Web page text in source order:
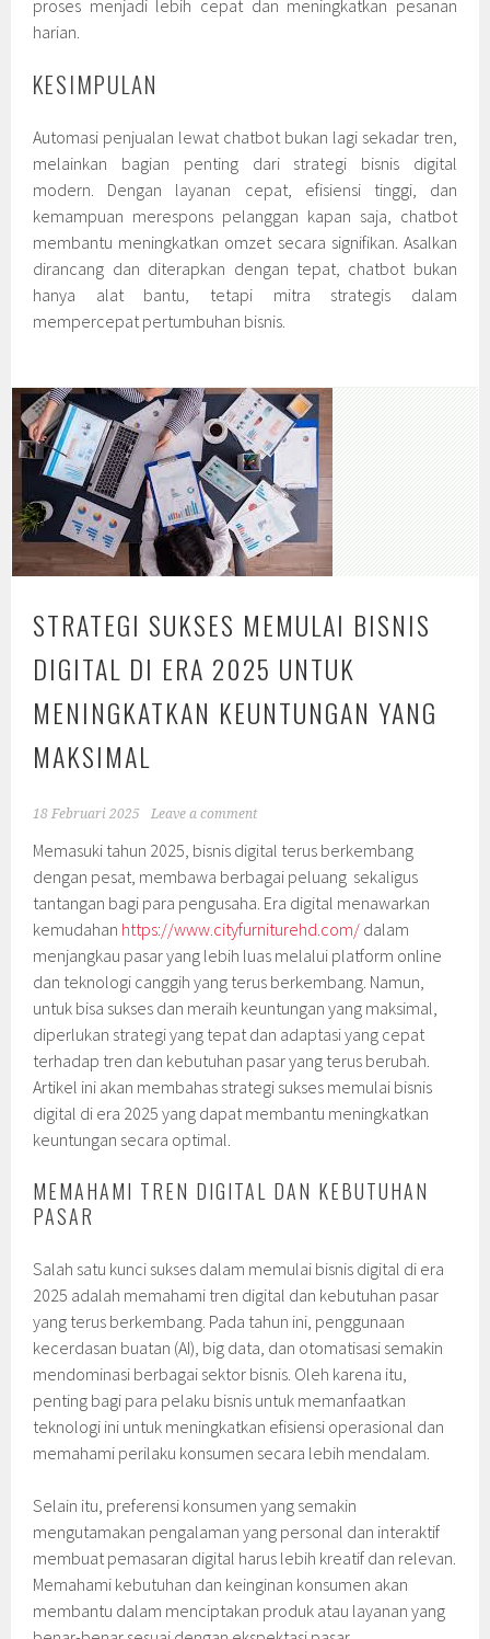
proses menjadi lebih cepat dan meningkatkan pesanan
harian.
KESIMPULAN
Automasi penjualan lewat chatbot bukan lagi sekadar tren,
melainkan bagian penting dari strategi bisnis digital
modern. Dengan layanan cepat, efisiensi tinggi, dan
kemampuan merespons pelanggan kapan saja, chatbot
membantu meningkatkan omzet secara signifikan. Asalkan
dirancang dan diterapkan dengan tepat, chatbot bukan
hanya alat bantu, tetapi mitra strategis dalam
mempercepat pertumbuhan bisnis.
STRATEGI SUKSES MEMULAI BISNIS
DIGITAL DI ERA 2025 UNTUK
MENINGKATKAN KEUNTUNGAN YANG
MAKSIMAL
18 Februari 2025 Leave a comment
Memasuki tahun 2025, bisnis digital terus berkembang
dengan pesat, membawa berbagai peluang sekaligus
tantangan bagi para pengusaha. Era digital menawarkan
kemudahan https://www.cityfurniturehd.com/ dalam
menjangkau pasar yang lebih luas melalui platform online
dan teknologi canggih yang terus berkembang. Namun,
untuk bisa sukses dan meraih keuntungan yang maksimal,
diperlukan strategi yang tepat dan adaptasi yang cepat
terhadap tren dan kebutuhan pasar yang terus berubah.
Artikel ini akan membahas strategi sukses memulai bisnis
digital di era 2025 yang dapat membantu meningkatkan
keuntungan secara optimal.
MEMAHAMI TREN DIGITAL DAN KEBUTUHAN
PASAR
Salah satu kunci sukses dalam memulai bisnis digital di era
2025 adalah memahami tren digital dan kebutuhan pasar
yang terus berkembang. Pada tahun ini, penggunaan
kecerdasan buatan (AI), big data, dan otomatisasi semakin
mendominasi berbagai sektor bisnis. Oleh karena itu,
penting bagi para pelaku bisnis untuk memanfaatkan
teknologi ini untuk meningkatkan efisiensi operasional dan
memahami perilaku konsumen secara lebih mendalam.
Selain itu, preferensi konsumen yang semakin
mengutamakan pengalaman yang personal dan interaktif
membuat pemasaran digital harus lebih kreatif dan relevan.
Memahami kebutuhan dan keinginan konsumen akan
membantu dalam menciptakan produk atau layanan yang